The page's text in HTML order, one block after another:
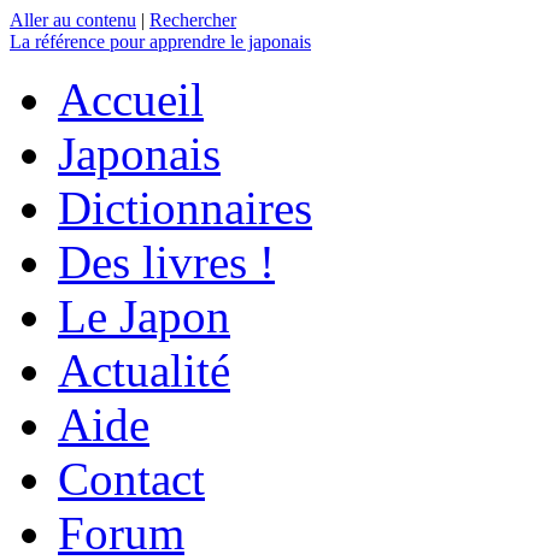
Aller au contenu | Rechercher
La référence pour apprendre le japonais
Accueil
Japonais
Dictionnaires
Des livres !
Le Japon
Actualité
Aide
Contact
Forum